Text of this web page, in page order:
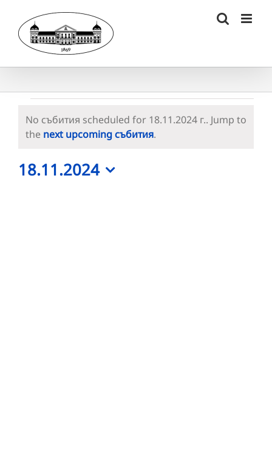
content
Събития
for
18.11.2024
г.
Notice
No събития scheduled for 18.11.2024 г.. Jump to
the next upcoming събития.
18.11.2024